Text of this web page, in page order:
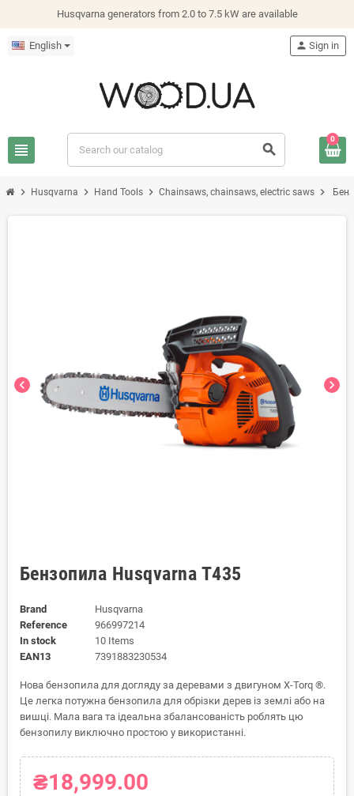
Husqvarna generators from 2.0 to 7.5 kW are available
English
view_headline search
person Sign in
0
chevron_right Husqvarna chevron_right Hand Tools chevron_right Chainsaws, chainsaws, electric saws chevron_right
chevron_left chevron_right
Бензопила Husqvarna T435
Brand
Husqvarna
Reference
966997214
In stock
10 Items
EAN13
7391883230534
Нова бензопила для догляду за деревами з двигуном X-Torq ®.
Це легка потужна бензопила для обрізки дерев із землі або на
вишці. Мала вага та ідеальна збалансованість роблять цю
бензопилу виключно простою у використанні.
₴18,999.00